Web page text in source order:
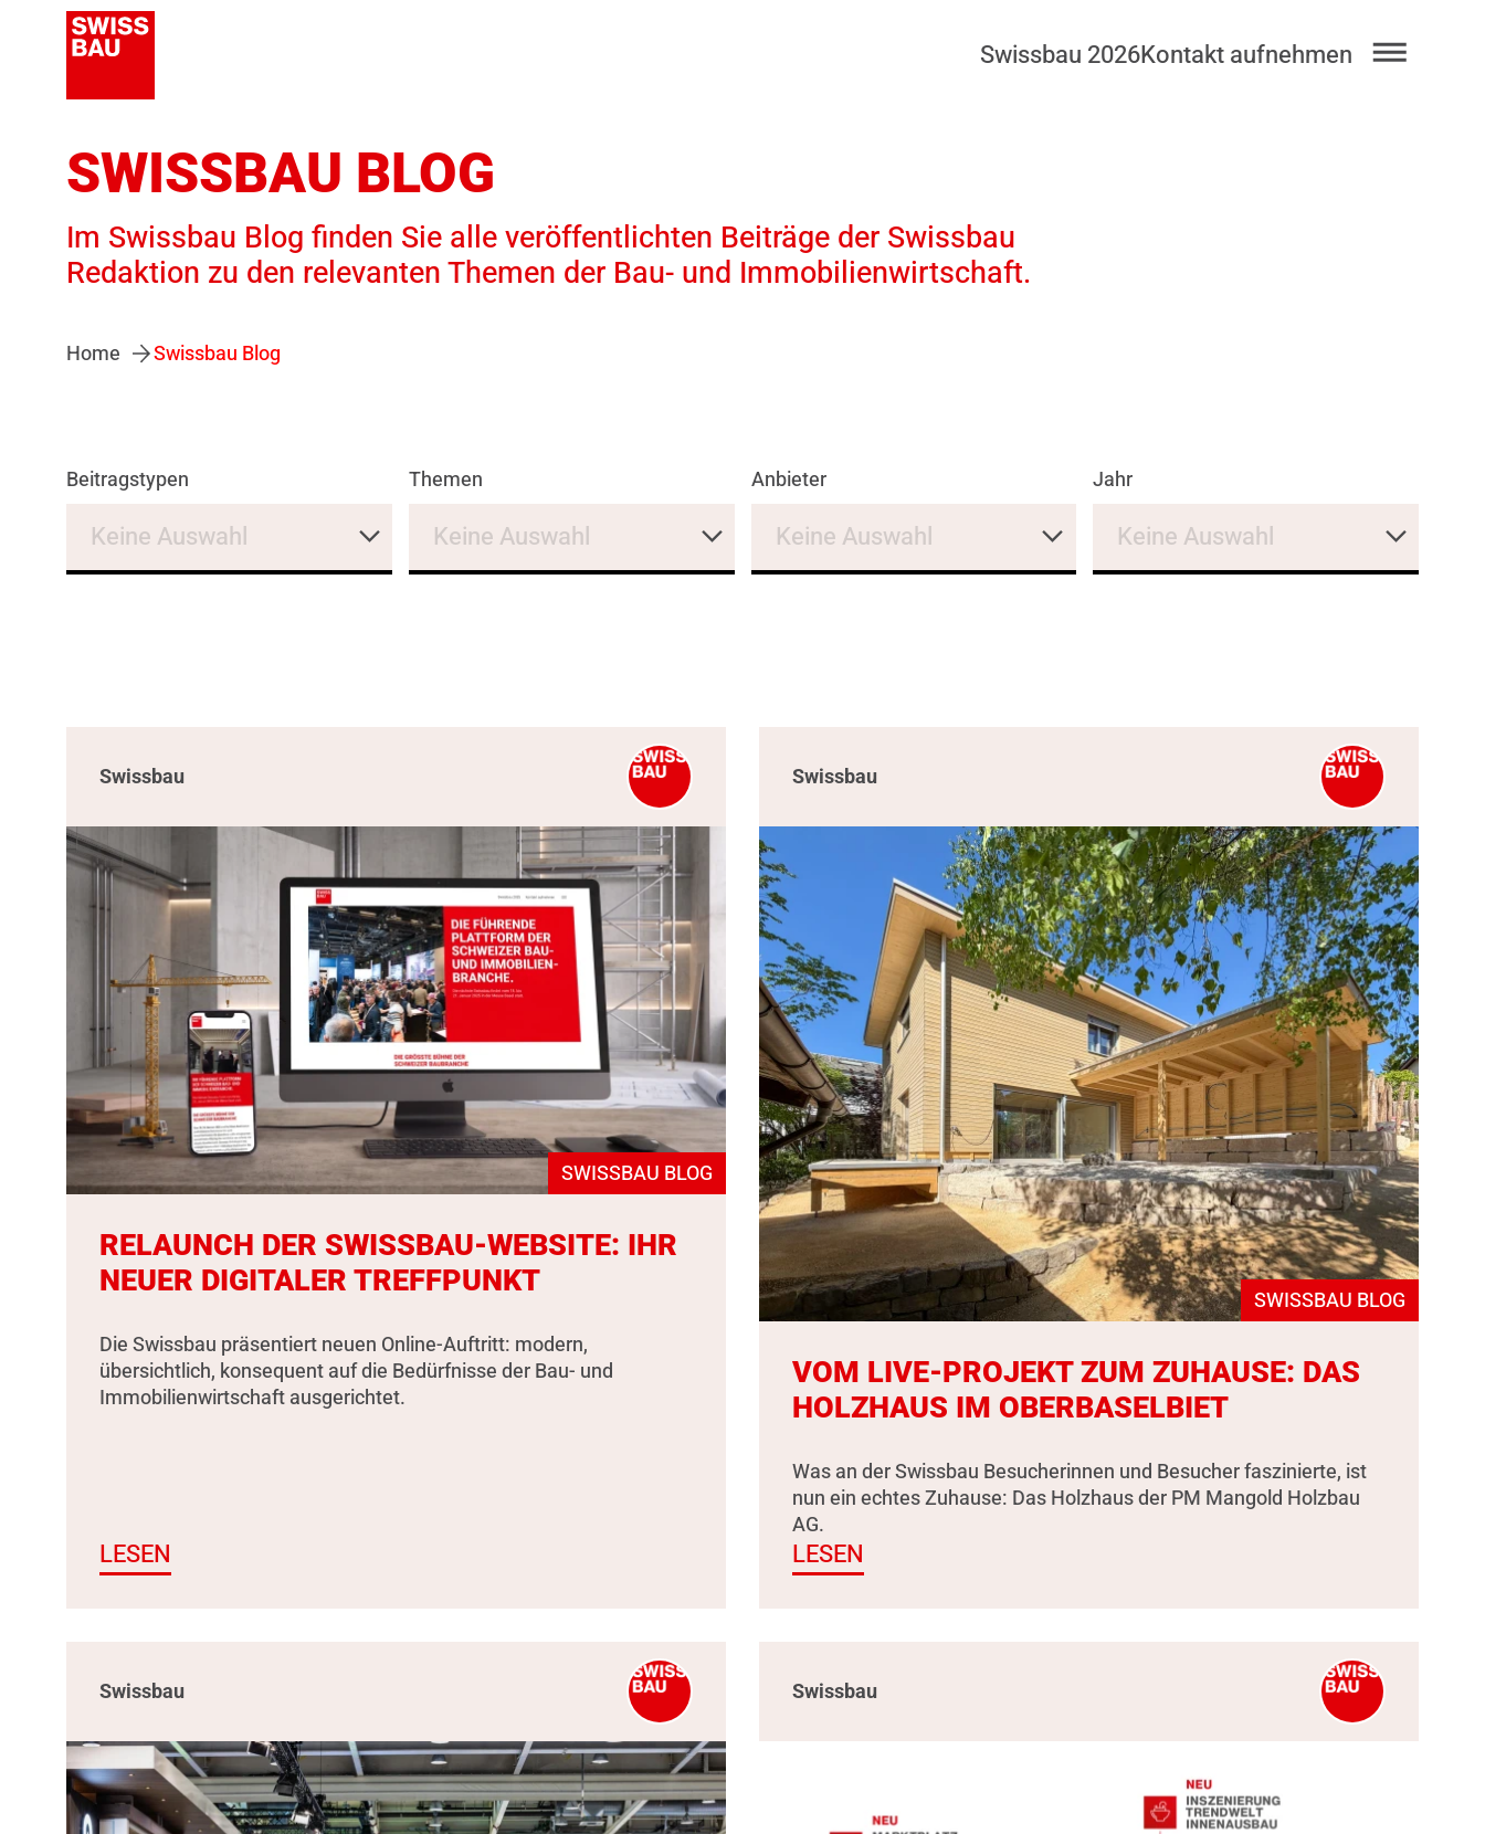
Swissbau 2026Kontakt aufnehmen
SWISSBAU BLOG
Im Swissbau Blog finden Sie alle veröffentlichten Beiträge der Swissbau
Redaktion zu den relevanten Themen der Bau- und Immobilienwirtschaft.
Home Swissbau Blog
Beitragstypen
Keine Auswahl
Themen
Keine Auswahl
Anbieter
Keine Auswahl
Jahr
Keine Auswahl
Swissbau
SWISSBAU BLOG
RELAUNCH DER SWISSBAU-WEBSITE: IHR
NEUER DIGITALER TREFFPUNKT
Die Swissbau präsentiert neuen Online-Auftritt: modern,
übersichtlich, konsequent auf die Bedürfnisse der Bau- und
Immobilienwirtschaft ausgerichtet.
LESEN
Swissbau
SWISSBAU BLOG
VOM LIVE-PROJEKT ZUM ZUHAUSE: DAS
HOLZHAUS IM OBERBASELBIET
Was an der Swissbau Besucherinnen und Besucher faszinierte, ist
nun ein echtes Zuhause: Das Holzhaus der PM Mangold Holzbau
AG.
LESEN
Swissbau Swissbau